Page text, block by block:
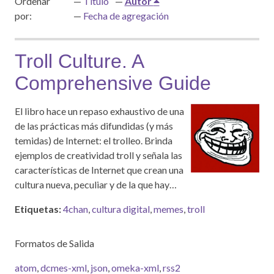
por:
Fecha de agregación
Troll Culture. A
Comprehensive Guide
El libro hace un repaso exhaustivo de una
de las prácticas más difundidas (y más
temidas) de Internet: el trolleo. Brinda
ejemplos de creatividad troll y señala las
características de Internet que crean una
cultura nueva, peculiar y de la que hay…
Etiquetas:4chan,cultura digital,memes,troll
Formatos de Salida
atom,dcmes-xml, json,omeka-xml,rss2